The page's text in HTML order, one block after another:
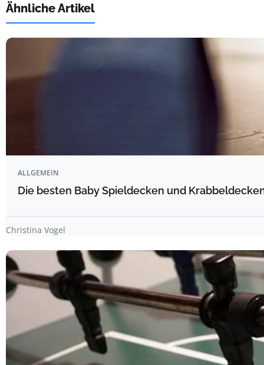
Ähnliche Artikel
ALLGEMEIN
Die besten Baby Spieldecken und
Christina Vogel